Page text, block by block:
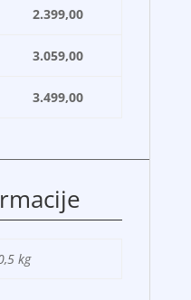
2.399,00
3.059,00
3.499,00
kg